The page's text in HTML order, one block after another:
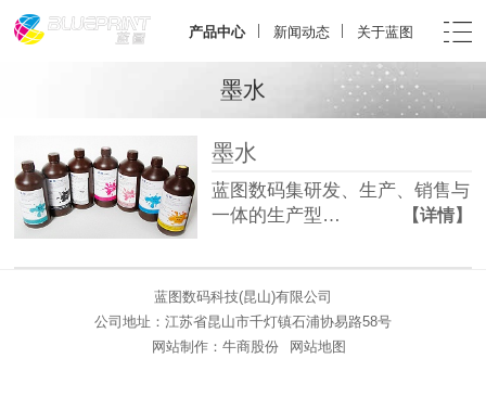
产品中心 新闻动态 关于蓝图
墨水
墨水
蓝图数码集研发、生产、销售与
一体的生产型…
【详情】
蓝图数码科技(昆山)有限公司
公司地址：江苏省昆山市千灯镇石浦协易路58号
网站制作： 牛商股份 网站地图